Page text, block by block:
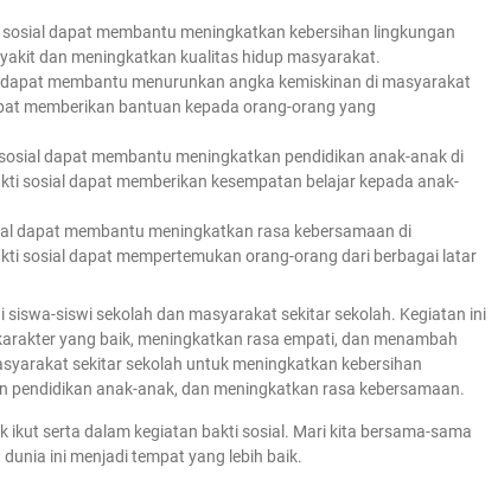
dapat membantu meningkatkan kebersihan lingkungan
dan meningkatkan kualitas hidup masyarakat.
membantu menurunkan angka kemiskinan di masyarakat
memberikan bantuan kepada orang-orang yang
dapat membantu meningkatkan pendidikan anak-anak di
sosial dapat memberikan kesempatan belajar kepada anak-
dapat membantu meningkatkan rasa kebersamaan di
sosial dapat mempertemukan orang-orang dari berbagai latar
siswi sekolah dan masyarakat sekitar sekolah. Kegiatan ini
yang baik, meningkatkan rasa empati, dan menambah
sekitar sekolah untuk meningkatkan kebersihan
anak-anak, dan meningkatkan rasa kebersamaan.
ikut serta dalam kegiatan bakti sosial. Mari kita bersama-sama
ini menjadi tempat yang lebih baik.